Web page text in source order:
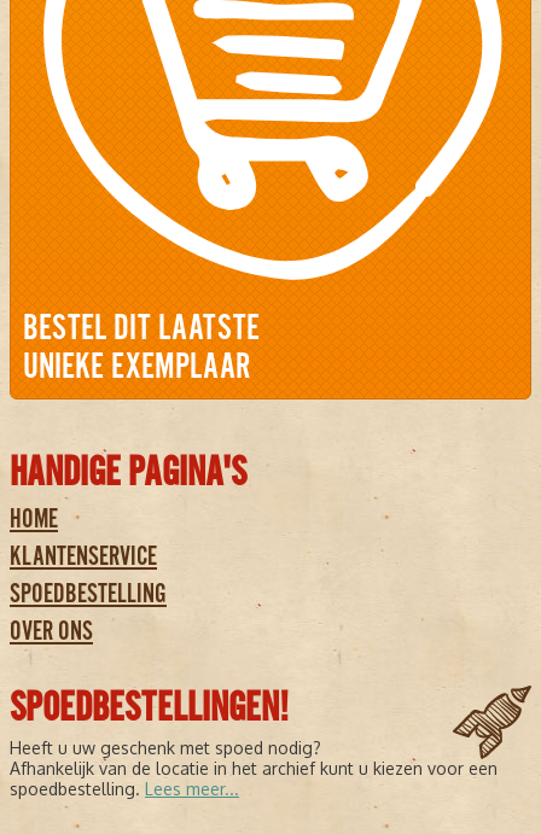
BESTEL DIT LAATSTE
UNIEKE EXEMPLAAR
HANDIGE PAGINA'S
HOME
KLANTENSERVICE
SPOEDBESTELLING
OVER ONS
SPOEDBESTELLINGEN!
Heeft u uw geschenk met spoed nodig?
Afhankelijk van de locatie in het archief kunt u kiezen voor een
spoedbestelling. Lees meer...